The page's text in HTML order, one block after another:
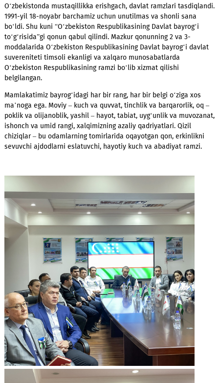
tuzuklari”da qayd etilganidek, janglarda g‘alaba qozongan,
va jasorat ko‘rsatgan amir va zobitlarga bayroq va nog‘ora
qilingan. Bu ham davlat ramzlarining yuksak mavqeidan
beradi. Mo‘g‘ullarga qarshi janglarda o‘z yurti ozodligi uchun
kurashgan Najmiddin Kubro o‘z vatani bayrog‘ini astoydil
qilib, uni qo‘lida ushlab halok bo‘lgan.
O‘zbekistonda mustaqillikka erishgach, davlat ramzlari
1991-yil 18-noyabr barchamiz uchun unutilmas va shonli sana
bo‘ldi. Shu kuni “O‘zbekiston Respublikasining Davlat
to‘g‘risida”gi qonun qabul qilindi. Mazkur qonunning 2 va 3-
moddalarida O‘zbekiston Respublikasining Davlat bayrog‘i
suvereniteti timsoli ekanligi va xalqaro munosabatlarda
O‘zbekiston Respublikasining ramzi bo‘lib xizmat qilishi
ma’noga ega. Moviy – kuch va quvvat, tinchlik va barqarorlik,
poklik va olijanoblik, yashil – hayot, tabiat, uyg‘unlik va
ishonch va umid rangi, xalqimizning azaliy qadriyatlari. Qizil
chiziqlar – bu odamlarning tomirlarida oqayotgan qon,
sevuvchi ajdodlarni eslatuvchi, hayotiy kuch va abadiyat